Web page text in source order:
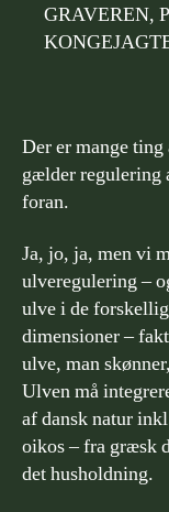
GRAVEREN,
Der er mange
gælder regulering
foran.
Ja, jo, ja, men vi
ulveregulering –
ulve i de
dimensioner –
ulve, man
Ulven må
af dansk natur
oikos – fra græsk
det husholdning.